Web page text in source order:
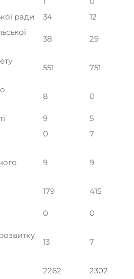
ради
34 12
38 29
551 751
8 0
9 5
0 7
9 9
179 415
0 0
13 7
2262 2302